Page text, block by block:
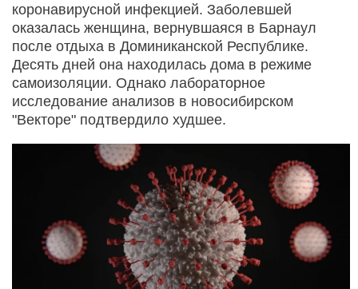
коронавирусной инфекцией. Заболевшей
оказалась женщина, вернувшаяся в Барнаул
после отдыха в Доминиканской Республике.
Десять дней она находилась дома в режиме
самоизоляции. Однако лабораторное
исследование анализов в новосибирском
"Векторе" подтвердило худшее.